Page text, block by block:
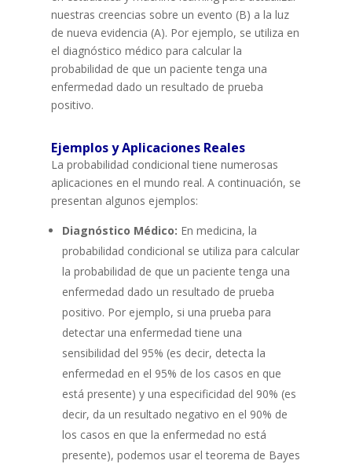
nuestras creencias sobre un evento (B) a la luz
de nueva evidencia (A). Por ejemplo, se utiliza en
el diagnóstico médico para calcular la
probabilidad de que un paciente tenga una
enfermedad dado un resultado de prueba
positivo.
Ejemplos y Aplicaciones Reales
La probabilidad condicional tiene numerosas
aplicaciones en el mundo real. A continuación, se
presentan algunos ejemplos:
Diagnóstico Médico: En medicina, la
probabilidad condicional se utiliza para calcular
la probabilidad de que un paciente tenga una
enfermedad dado un resultado de prueba
positivo. Por ejemplo, si una prueba para
detectar una enfermedad tiene una
sensibilidad del 95% (es decir, detecta la
enfermedad en el 95% de los casos en que
está presente) y una especificidad del 90% (es
decir, da un resultado negativo en el 90% de
los casos en que la enfermedad no está
presente), podemos usar el teorema de Bayes